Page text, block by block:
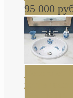
95 000
Decorated